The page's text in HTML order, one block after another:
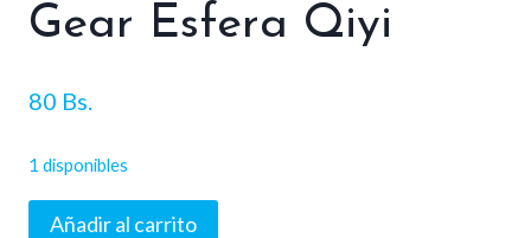
Gear Esfera Qiyi
80 Bs.
1 disponibles
Gear
Añadir al carrito